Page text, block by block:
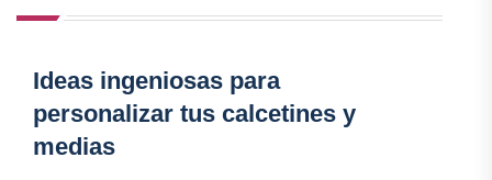
Ideas ingeniosas para
personalizar tus calcetines y
medias